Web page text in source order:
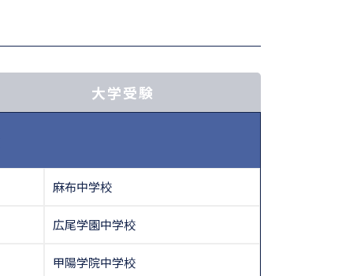
大学受験
麻布中学校
広尾学園中学校
甲陽学院中学校